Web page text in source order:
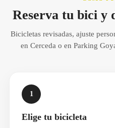
Reserva tu bici y
Bicicletas revisadas, ajuste
en Cerceda o en Parking
1
Elige tu bicicleta